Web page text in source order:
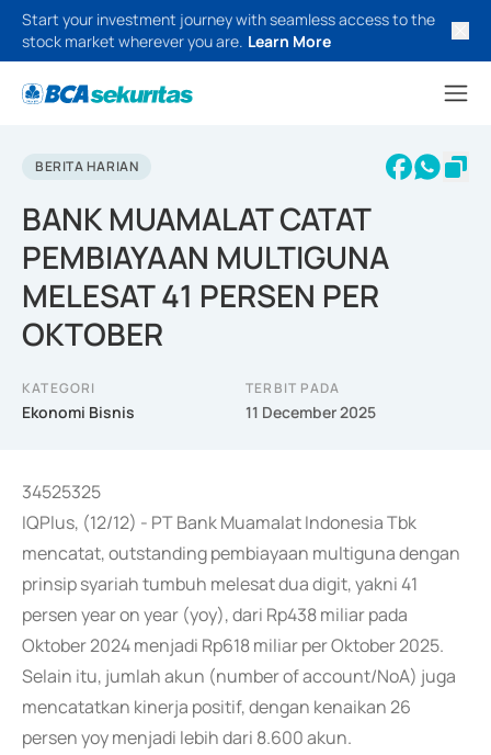
Start your investment journey with seamless access to the
stock market wherever you are. Learn More
BERITA HARIAN
BANK MUAMALAT CATAT
PEMBIAYAAN MULTIGUNA
MELESAT 41 PERSEN PER
OKTOBER
KATEGORI
Ekonomi Bisnis
TERBIT PADA
11 December 2025
34525325
IQPlus, (12/12) - PT Bank Muamalat Indonesia Tbk
mencatat, outstanding pembiayaan multiguna dengan
prinsip syariah tumbuh melesat dua digit, yakni 41
persen year on year (yoy), dari Rp438 miliar pada
Oktober 2024 menjadi Rp618 miliar per Oktober 2025.
Selain itu, jumlah akun (number of account/NoA) juga
mencatatkan kinerja positif, dengan kenaikan 26
persen yoy menjadi lebih dari 8.600 akun.